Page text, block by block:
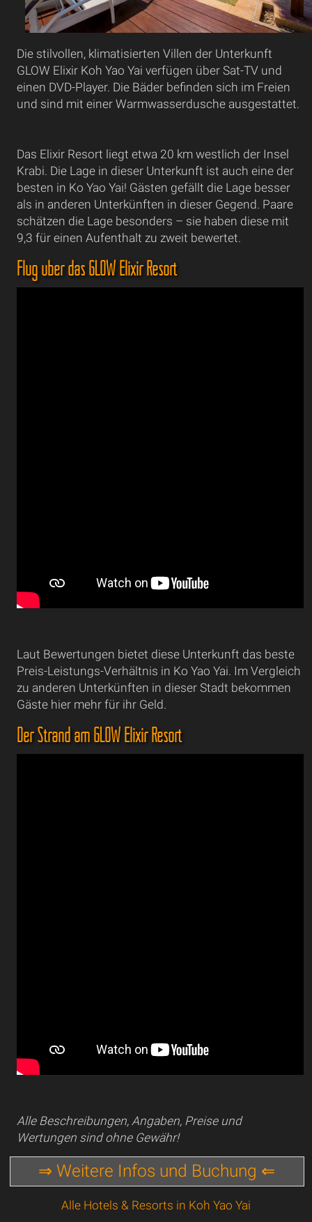
Die stilvollen, klimatisierten Villen der Unterkunft
GLOW Elixir Koh Yao Yai verfügen über Sat-TV und
einen DVD-Player. Die Bäder befinden sich im Freien
und sind mit einer Warmwasserdusche ausgestattet.
Das Elixir Resort liegt etwa 20 km westlich der Insel
Krabi. Die Lage in dieser Unterkunft ist auch eine der
besten in Ko Yao Yai! Gästen gefällt die Lage besser
als in anderen Unterkünften in dieser Gegend. Paare
schätzen die Lage besonders – sie haben diese mit
9,3 für einen Aufenthalt zu zweit bewertet.
Flug über das GLOW Elixir Resort
Laut Bewertungen bietet diese Unterkunft das beste
Preis-Leistungs-Verhältnis in Ko Yao Yai. Im Vergleich
zu anderen Unterkünften in dieser Stadt bekommen
Gäste hier mehr für ihr Geld.
Der Strand am GLOW Elixir Resort
Alle Beschreibungen, Angaben, Preise und
Wertungen sind ohne Gewähr!
⇒ Weitere Infos und Buchung ⇐
Alle Hotels & Resorts in Koh Yao Yai